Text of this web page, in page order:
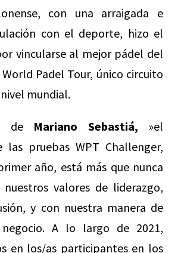
con una arraigada e
con el deporte, hizo el
vincularse al mejor pádel del
Padel Tour, único circuito
mundial.
de Mariano Sebastiá, »el
las pruebas WPT Challenger,
año, está más que nunca
valores de liderazgo,
y con nuestra manera de
A lo largo de 2021,
en los/as participantes en los